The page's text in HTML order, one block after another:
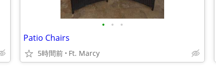
• • •
Patio Chairs
5時間前 Ft. Marcy